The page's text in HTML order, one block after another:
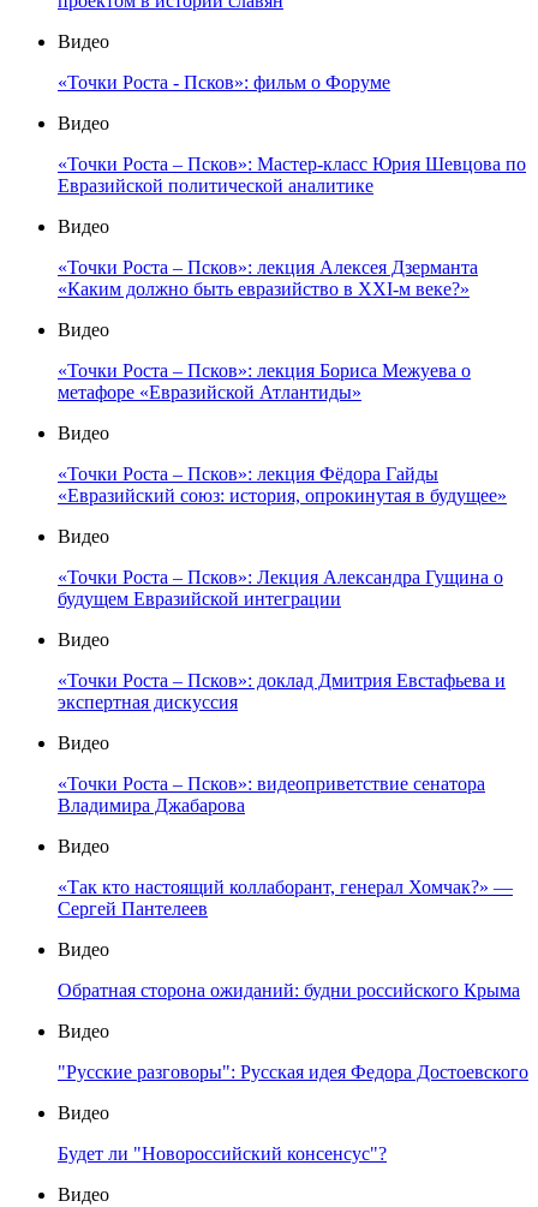
Видео
«Точки Роста - Псков»: фильм о Форуме
Видео
«Точки Роста – Псков»: Мастер-класс Юрия Шевцова по
Евразийской политической аналитике
Видео
«Точки Роста – Псков»: лекция Алексея Дзерманта
«Каким должно быть евразийство в XXI-м веке?»
Видео
«Точки Роста – Псков»: лекция Бориса Межуева о
метафоре «Евразийской Атлантиды»
Видео
«Точки Роста – Псков»: лекция Фёдора Гайды
«Евразийский союз: история, опрокинутая в будущее»
Видео
«Точки Роста – Псков»: Лекция Александра Гущина о
будущем Евразийской интеграции
Видео
«Точки Роста – Псков»: доклад Дмитрия Евстафьева и
экспертная дискуссия
Видео
«Точки Роста – Псков»: видеоприветствие сенатора
Владимира Джабарова
Видео
«Так кто настоящий коллаборант, генерал Хомчак?» —
Сергей Пантелеев
Видео
Обратная сторона ожиданий: будни российского Крыма
Видео
"Русские разговоры": Русская идея Федора Достоевского
Видео
Будет ли "Новороссийский консенсус"?
Видео